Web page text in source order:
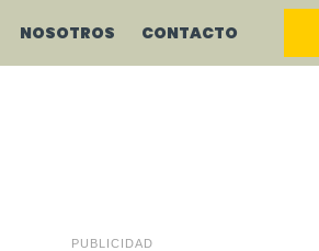
NOSOTROS CONTACTO
PUBLICIDAD